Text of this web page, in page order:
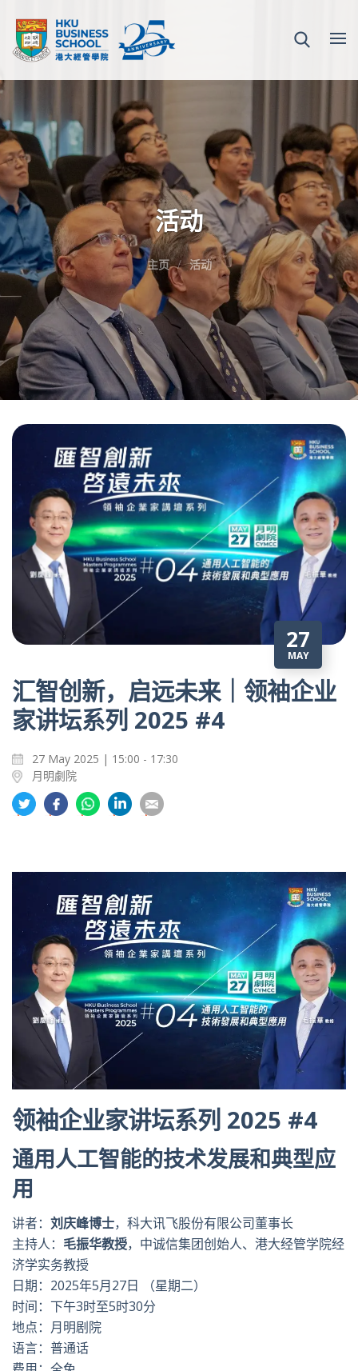
活动
主页 活动
27
MAY
汇智创新，启远未来｜领袖企业
家讲坛系列 2025 #4
27 May 2025 | 15:00 - 17:30
月明劇院
分
享
分
享
分
享
享
享
郵
领袖企业家讲坛系列 2025 #4
通用人工智能的技术发展和典型应
用
讲者： 刘庆峰博士， 科大讯飞股份有限公司董事长
主持人： 毛振华教授，中诚信集团创始人、港大经管学院经
济学实务教授
日期：2025年5月27日 （星期二）
时间：下午3时至5时30分
地点：月明剧院
语言：普通话